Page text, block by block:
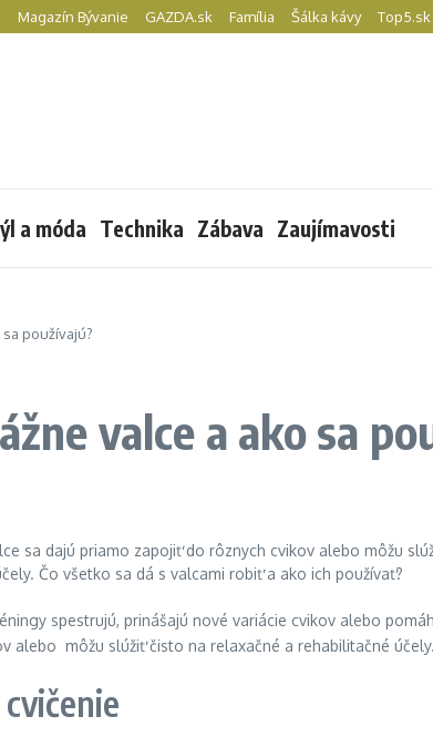
Magazín Bývanie GAZDA.sk Família Šálka kávy Top5.sk
a móda Technika Zábava Zaujímavosti
používajú?
valce a ako sa
spestrujú, prinášajú nové variácie cvikov alebo
alebo môžu slúžiť čisto na relaxačné a rehabilitačné